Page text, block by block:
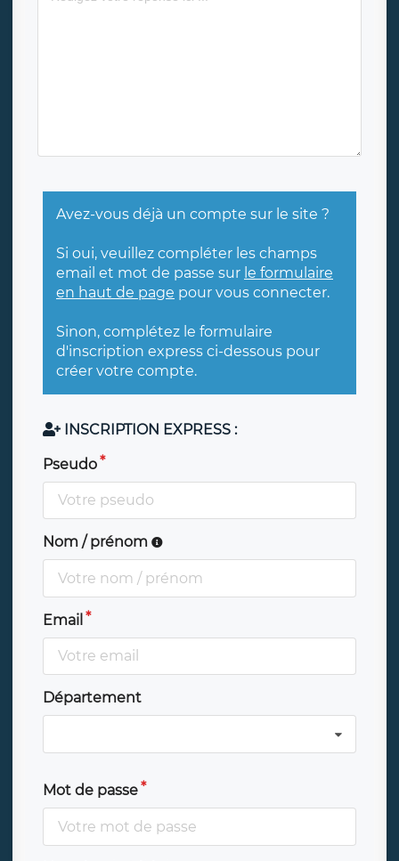
Avez-vous déjà un compte sur le site ?
Si oui, veuillez compléter les champs
email et mot de passe sur le formulaire
en haut de page pour vous connecter.
Sinon, complétez le formulaire
d'inscription express ci-dessous pour
créer votre compte.
INSCRIPTION EXPRESS :
Pseudo
Nom / prénom
Email
Département
Mot de passe